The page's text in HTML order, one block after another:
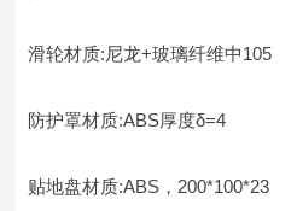
滑轮材质:尼龙+玻璃纤维中105
防护罩材质:ABS厚度δ=4
贴地盘材质:ABS，200*100*23